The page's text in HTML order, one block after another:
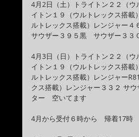
4月2日（土）トライトン２２（
イトン１９（ウルトレックス搭
ルトレックス搭載）レンジャー
サウザー３９５黒　サウザー３
4月3日（日）トライトン２２（
イトン１９（ウルトレックス搭
ルトレックス搭載）レンジャー
クス搭載）レンジャー３３２ サ
ター　空いてます
4月から受付６時から　帰着17時